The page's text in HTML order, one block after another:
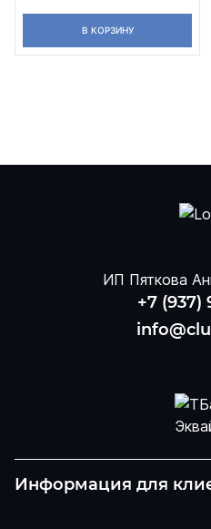
В КОРЗИНУ
ИП Пяткова
+7 (937)
Информация для